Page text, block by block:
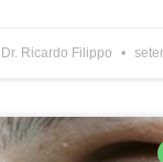
Dr. Ricardo Filippo